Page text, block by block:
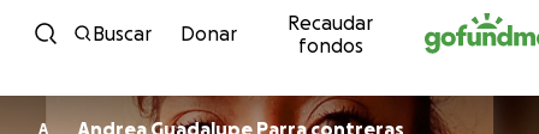
Ir al contenido
Buscar Donar
Recaudar
fondos
A Andrea Guadalupe Parra contreras